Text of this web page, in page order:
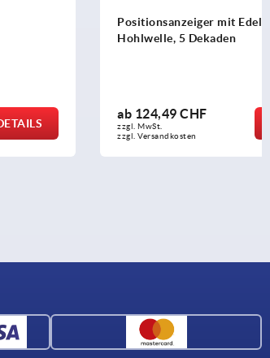
Positionsanzeiger mit Edelstahl-
Hohlwelle, 5 Dekaden
124,49 CHF
zzgl. MwSt.
zzgl. Versandkosten